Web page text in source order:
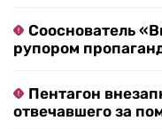
Сооснователь
рупором
Пентагон
отвечавшего за